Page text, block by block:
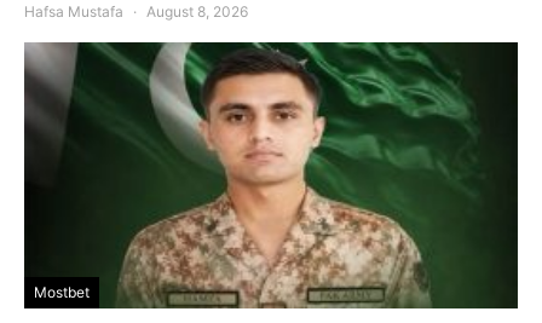
Hafsa Mustafa August 8, 2026
Mostbet